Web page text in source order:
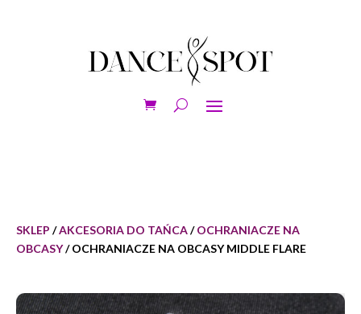
SKLEP /AKCESORIA DO TAŃCA/OCHRANIACZE NA
OBCASY/ OCHRANIACZE NA OBCASY MIDDLE FLARE